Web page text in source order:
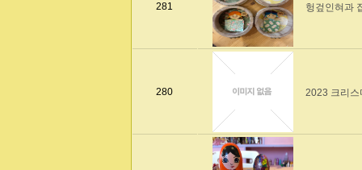
281 헝겊인혀과
280 2023 크리스